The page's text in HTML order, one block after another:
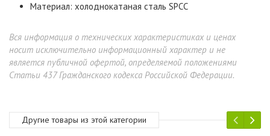
Материал: холоднокатаная сталь SPCC
Вся информация о технических характеристиках и ценах
носит исключительно информационный характер и не
является публичной офертой, определяемой положениями
Статьи 437 Гражданского кодекса Российской Федерации.
Другие товары из этой категории